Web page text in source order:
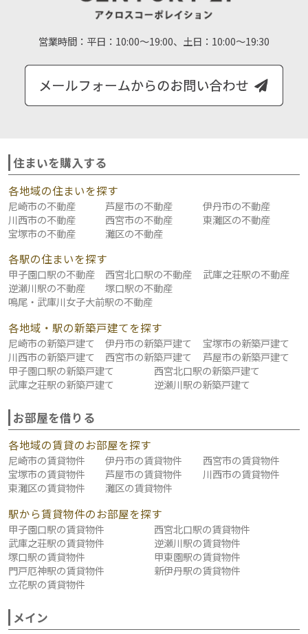
営業時間： 平日：10:00～19:00、土日：10:00～19:30
住まいを購入する
各地域の住まいを探す
尼崎市の不動産 芦屋市の不動産
伊丹市の不動産
川西市の不動産
西宮市の不動産
東灘区の不動産
宝塚市の不動産
灘区の不動産
各駅の住まいを探す
甲子園口駅の不動産 西宮北口駅の不動産
武庫之荘駅の不動産
逆瀬川駅の不動産
塚口駅の不動産
鳴尾・武庫川女子大前駅の不動産
各地域・駅の新築戸建てを探す
尼崎市の新築戸建て 伊丹市の新築戸建て
宝塚市の新築戸建て
川西市の新築戸建て
西宮市の新築戸建て
芦屋市の新築戸建て
甲子園口駅の新築戸建て
西宮北口駅の新築戸建て
武庫之荘駅の新築戸建て
逆瀬川駅の新築戸建て
お部屋を借りる
各地域の賃貸のお部屋を探す
尼崎市の賃貸物件 伊丹市の賃貸物件
西宮市の賃貸物件
宝塚市の賃貸物件
芦屋市の賃貸物件
川西市の賃貸物件
東灘区の賃貸物件
灘区の賃貸物件
駅から賃貸物件のお部屋を探す
甲子園口駅の賃貸物件
西宮北口駅の賃貸物件
武庫之荘駅の賃貸物件
逆瀬川駅の賃貸物件
塚口駅の賃貸物件
甲東園駅の賃貸物件
門戸厄神駅の賃貸物件
新伊丹駅の賃貸物件
立花駅の賃貸物件
メイン